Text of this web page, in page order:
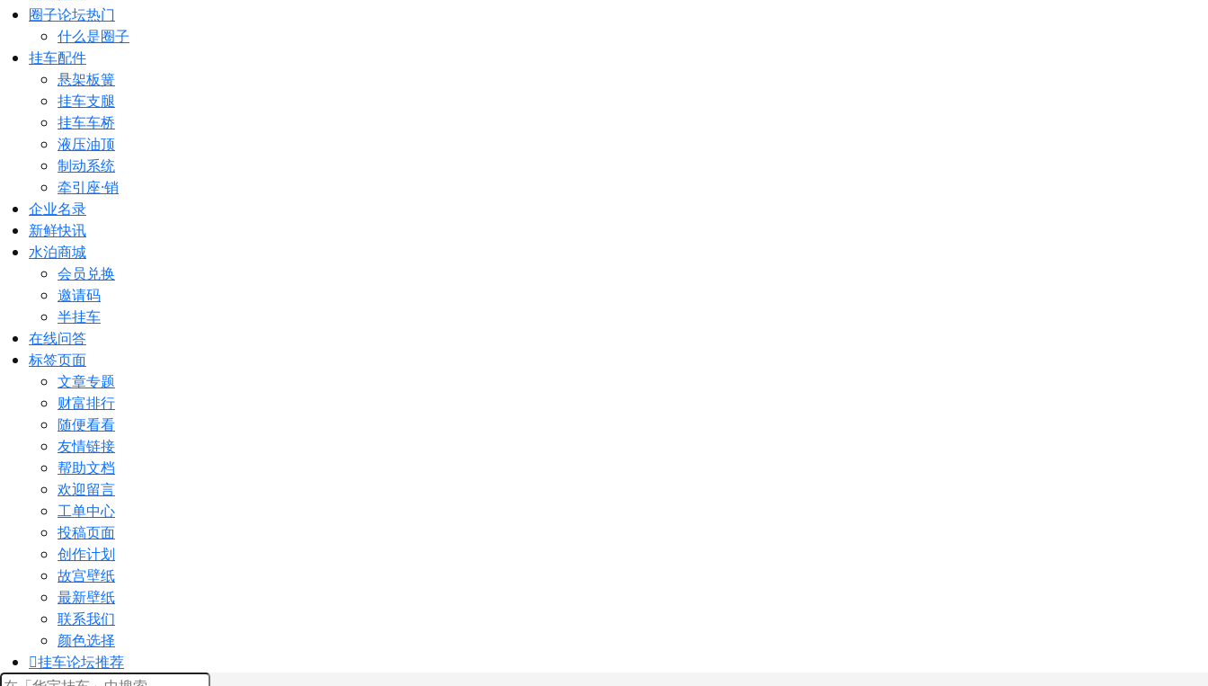
圈子论坛热门
什么是圈子
挂车配件
悬架板簧
挂车支腿
挂车车桥
液压油顶
制动系统
牵引座·销
企业名录
新鲜快讯
水泊商城
会员兑换
邀请码
半挂车
在线问答
标签页面
文章专题
财富排行
随便看看
友情链接
帮助文档
欢迎留言
工单中心
投稿页面
创作计划
故宫壁纸
最新壁纸
联系我们
颜色选择
挂车论坛推荐